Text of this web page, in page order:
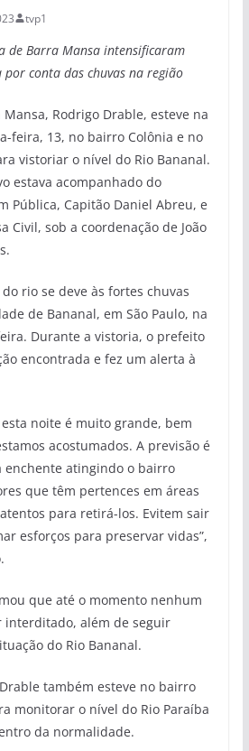
tvp1
de Barra Mansa intensificaram
conta das chuvas na região
Rodrigo Drable, esteve na
feira, 13, no bairro Colônia e no
vistoriar o nível do Rio Bananal.
estava acompanhado do
Pública, Capitão Daniel Abreu, e
Civil, sob a coordenação de João
rio se deve às fortes chuvas
de Bananal, em São Paulo, na
Durante a vistoria, o prefeito
encontrada e fez um alerta à
noite é muito grande, bem
acostumados. A previsão é
enchente atingindo o bairro
que têm pertences em áreas
para retirá-los. Evitem sair
esforços para preservar vidas”,
que até o momento nenhum
interditado, além de seguir
do Rio Bananal.
também esteve no bairro
monitorar o nível do Rio Paraíba
da normalidade.